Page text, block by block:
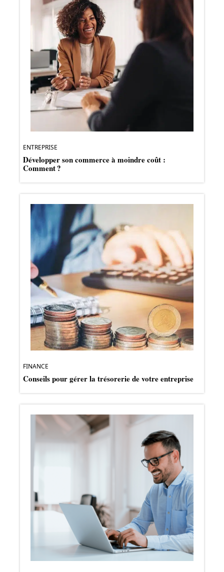
ENTREPRISE
Développer son commerce à moindre coût :
Comment ?
FINANCE
Conseils pour gérer la trésorerie de votre entreprise